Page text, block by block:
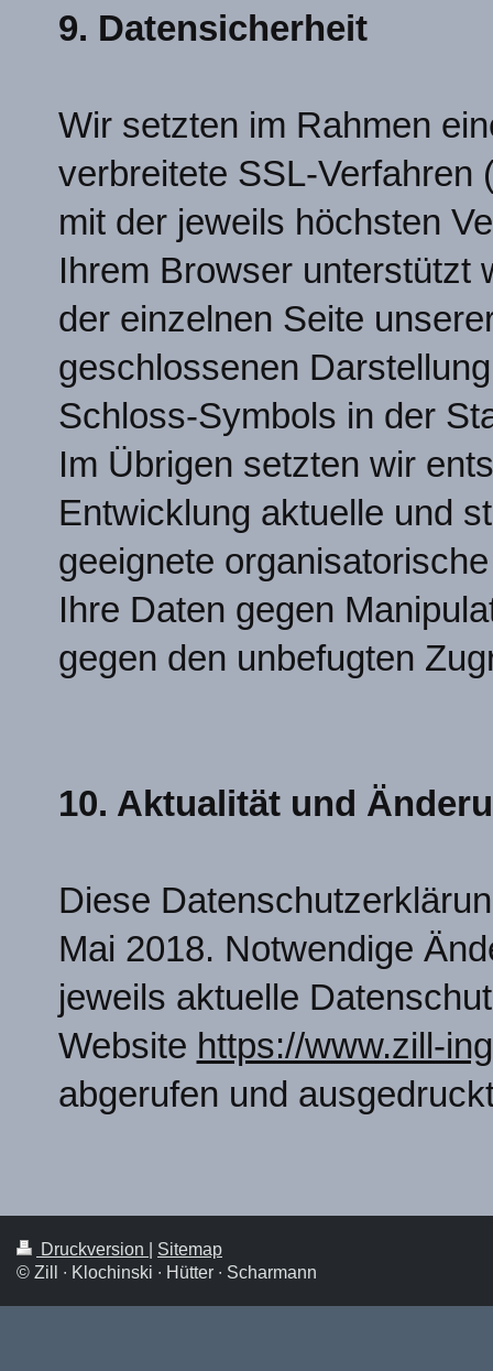
9. Datensicherheit
Wir setzten im Rahmen
verbreitete SSL-Verfahren
mit der jeweils höchsten
Ihrem Browser unterstützt
der einzelnen Seite
geschlossenen
Schloss-Symbols in der
Im Übrigen setzten wir
Entwicklung aktuelle und
geeignete
Ihre Daten gegen
gegen den unbefugten
10. Aktualität und
Diese
Mai 2018. Notwendige
jeweils aktuelle
Website https://www.zill-
abgerufen und
Druckversion
Sitemap
© Zill ∙ Klochinski ∙ Hütter ∙ Scharmann